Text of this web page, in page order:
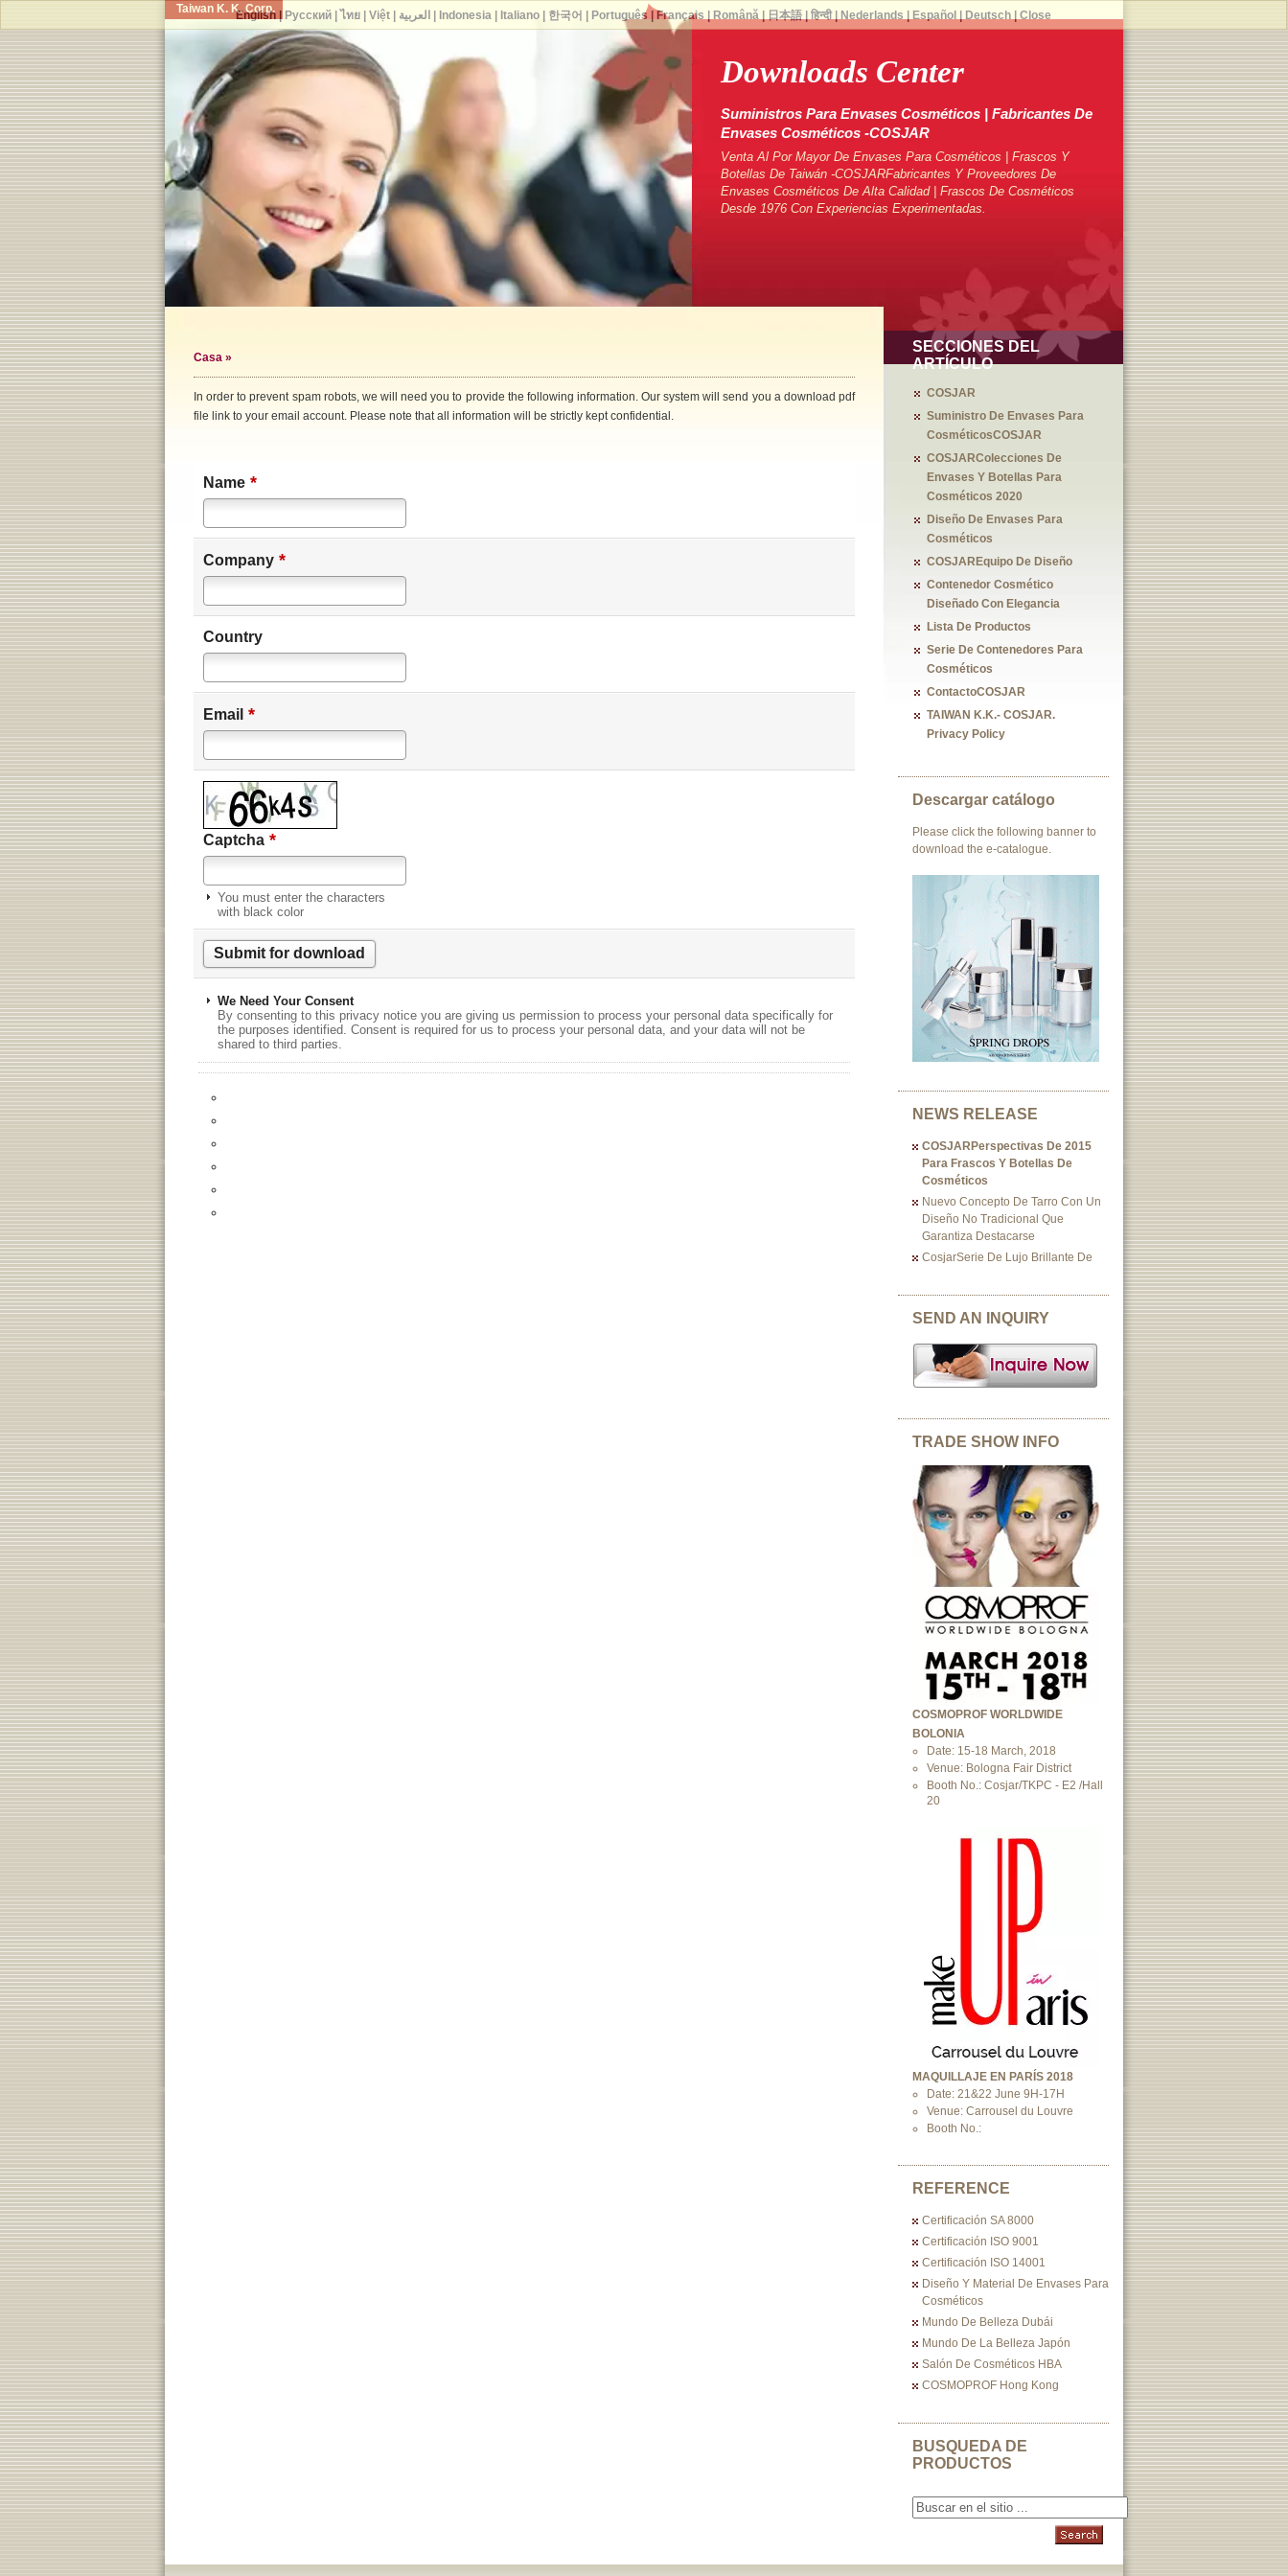
Taiwan K. K. Corp.
Downloads Center
Suministros Para Envases Cosméticos | Fabricantes De
Envases Cosméticos -COSJAR
Venta Al Por Mayor De Envases Para Cosméticos | Frascos Y
Botellas De Taiwán -COSJARFabricantes Y Proveedores De
Envases Cosméticos De Alta Calidad | Frascos De Cosméticos
Desde 1976 Con Experiencias Experimentadas.
Casa »
In order to prevent spam robots, we will need you to provide the following information. Our system will send you a download pdf
file link to your email account. Please note that all information will be strictly kept confidential.
Name *
Company *
Country
Email *
Captcha *
You must enter the characters
with black color
We Need Your Consent
By consenting to this privacy notice you are giving us permission to process your personal data specifically for
the purposes identified. Consent is required for us to process your personal data, and your data will not be
shared to third parties.
SECCIONES DEL
ARTÍCULO
COSJAR
Suministro De Envases Para
CosméticosCOSJAR
COSJARColecciones De
Envases Y Botellas Para
Cosméticos 2020
Diseño De Envases Para
Cosméticos
COSJAREquipo De Diseño
Contenedor Cosmético
Diseñado Con Elegancia
Lista De Productos
Serie De Contenedores Para
Cosméticos
ContactoCOSJAR
TAIWAN K.K.- COSJAR.
Privacy Policy
Descargar catálogo
Please click the following banner to
download the e-catalogue.
NEWS RELEASE
COSJARPerspectivas De 2015
Para Frascos Y Botellas De
Cosméticos
Nuevo Concepto De Tarro Con Un
Diseño No Tradicional Que
Garantiza Destacarse
CosjarSerie De Lujo Brillante De
SEND AN INQUIRY
TRADE SHOW INFO
COSMOPROF WORLDWIDE
BOLONIA
Date: 15-18 March, 2018
Venue: Bologna Fair District
Booth No.: Cosjar/TKPC - E2 /Hall
20
MAQUILLAJE EN PARÍS 2018
Date: 21&22 June 9H-17H
Venue: Carrousel du Louvre
Booth No.:
REFERENCE
Certificación SA 8000
Certificación ISO 9001
Certificación ISO 14001
Diseño Y Material De Envases Para
Cosméticos
Mundo De Belleza Dubái
Mundo De La Belleza Japón
Salón De Cosméticos HBA
COSMOPROF Hong Kong
BUSQUEDA DE
PRODUCTOS
English| Русский| ไทย| Việt| العربية Indonesia| Italiano| 한국어 Português Français Română| 日本語| हिन्दी| Nederlands Español Deutsch| Close